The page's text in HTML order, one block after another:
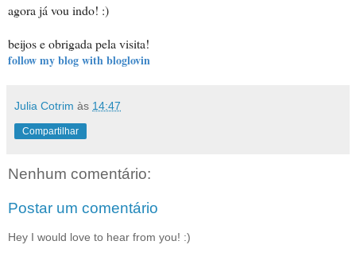
agora já vou indo! :)
beijos e obrigada pela visita!
follow my blog with bloglovin
Julia Cotrim às 14:47
Compartilhar
Nenhum comentário:
Postar um comentário
Hey I would love to hear from you! :)